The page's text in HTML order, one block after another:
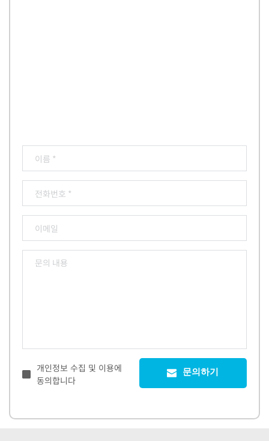
개인정보 수집 및 이용에
동의합니다
문의하기